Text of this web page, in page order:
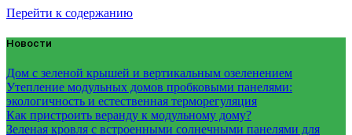
Перейти к содержанию
Новости
Дом с зеленой крышей и вертикальным озеленением
Утепление модульных домов пробковыми панелями:
экологичность и естественная терморегуляция
Как пристроить веранду к модульному дому?
Зеленая кровля с встроенными солнечными панелями для